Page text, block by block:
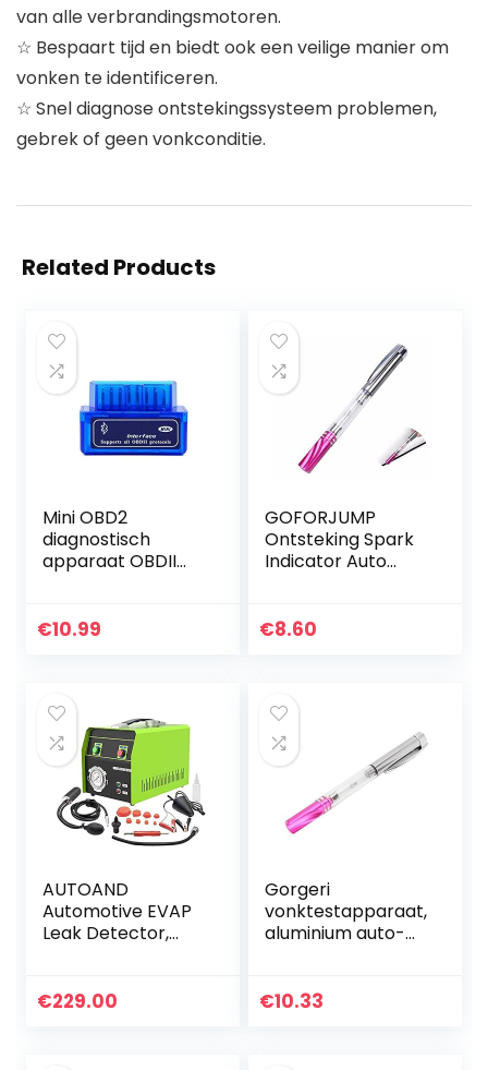
van alle verbrandingsmotoren.
☆ Bespaart tijd en biedt ook een veilige manier om
vonken te identificeren.
☆ Snel diagnose ontstekingssysteem problemen,
gebrek of geen vonkconditie.
Related Products
Mini OBD2
diagnostisch
apparaat OBDII
diagnostisch
met…
€10.99
GOFORJUMP
Ontsteking Spark
Indicator Auto
Spoelen
€8.60
AUTOAND
Automotive EVAP
Leak Detector,
rooktestmachines
€229.00
Gorgeri
vonktestapparaat,
aluminium auto-
spen,
€10.33